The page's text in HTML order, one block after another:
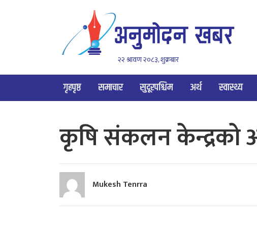
२२ श्रावण २०८३, शुक्रबार
गृहपृष्ठ समाचार सुदूरपश्चिम अर्थ स्वास्थ्य
कृषि संकलन केन्द्रको
Mukesh Tenrra